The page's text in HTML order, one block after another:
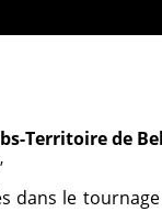
Territoire de
le